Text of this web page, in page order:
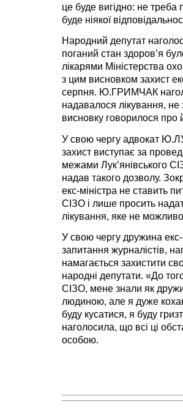
це буде вигідно: не
буде ніякої
Народний депутат
поганий стан здоров’я
лікарями Міністерства
з цим висновком захист
серпня. Ю.ГРИМЧАК
надавалося лікування,
висновку говорилося про
У свою чергу адвокат
захист виступає за
межами Лук’янівського
надав такого дозволу.
екс-міністра не ставить
СІЗО і лише просить
лікування, яке не
У свою чергу дружина
запитання журналістів,
намагається захистити
народні депутати. «До
СІЗО, мене знали як
людиною, але я дуже
буду кусатися, я буду
наголосила, що всі ці
особою.